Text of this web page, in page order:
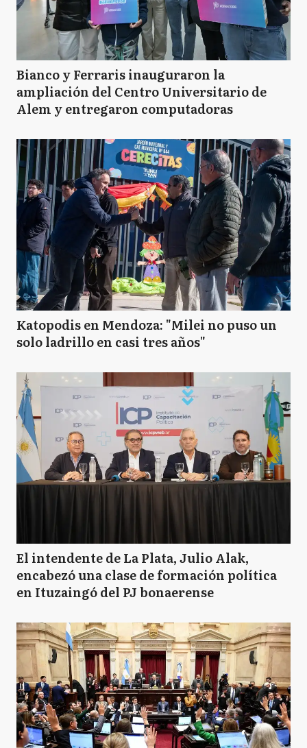
Bianco y Ferraris inauguraron la
ampliación del Centro Universitario de
Alem y entregaron computadoras
Katopodis en Mendoza: "Milei no puso un
solo ladrillo en casi tres años"
El intendente de La Plata, Julio Alak,
encabezó una clase de formación política
en Ituzaingó del PJ bonaerense